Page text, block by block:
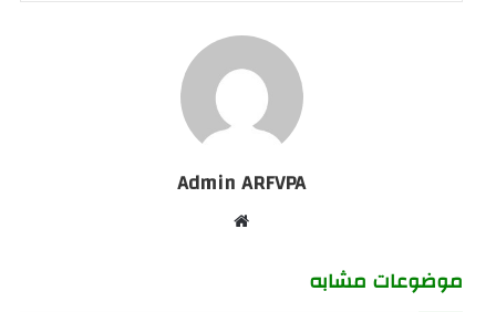
Admin ARFVPA
موضوعات مشابه